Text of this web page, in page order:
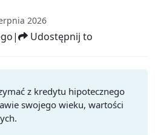
2026
| Udostępnij to
z kredytu hipotecznego
swojego wieku, wartości